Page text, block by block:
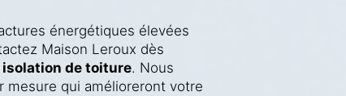
énergétiques élevées
Maison Leroux dès
isolation de toiture. Nous
mesure qui amélioreront votre